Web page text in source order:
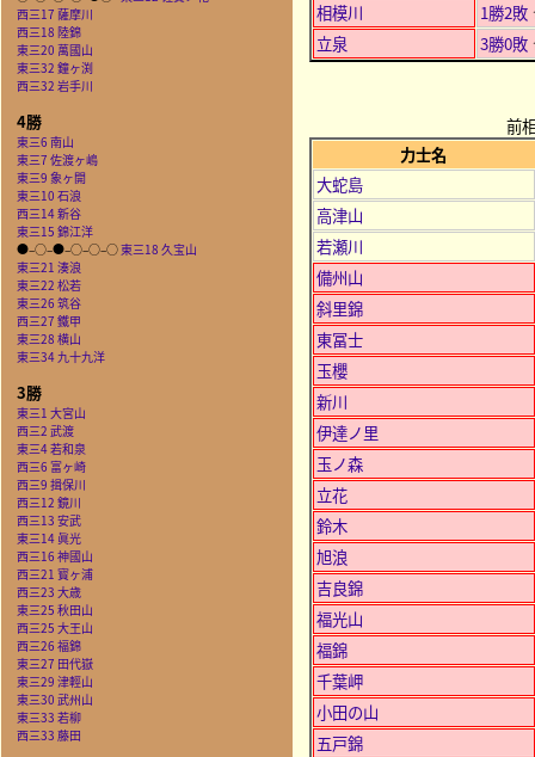
西三17 薩摩川
西三18 陸錦
東三20 萬國山
東三32 鐘ヶ渕
西三32 岩手川
4勝
東三6 南山
東三7 佐渡ヶ嶋
東三9 象ヶ開
東三10 石浪
西三14 新谷
東三15 錦江洋
●–○–●–○–○–○東三18 久宝山
東三21 湊浪
東三22 松若
東三26 筑谷
西三27 鐵甲
東三28 横山
東三34 九十九洋
3勝
東三1 大宮山
西三2 武渡
東三4 若和泉
西三6 富ヶ崎
西三9 揖保川
西三12 鏡川
西三13 安武
東三14 眞光
西三16 神國山
西三21 寳ヶ浦
西三23 大歳
東三25 秋田山
西三25 大王山
西三26 福錦
東三27 田代嶽
東三29 津輕山
東三30 武州山
東三33 若柳
西三33 藤田
相模川
1勝2敗
立泉 3勝0敗
前
力士名
大蛇島
高津山
若瀬川
備州山
斜里錦
東冨士
玉櫻
新川
伊達ノ里
玉ノ森
立花
鈴木
旭浪
吉良錦
福光山
福錦
千葉岬
小田の山
五戸錦